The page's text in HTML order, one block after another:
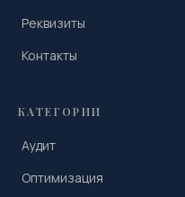
Реквизиты
Контакты
КАТЕГОРИИ
Аудит
Оптимизация